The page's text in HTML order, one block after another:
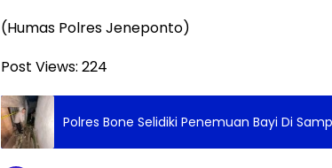
(Humas Polres Jeneponto)
Post Views: 224
Polres Bone Selidiki Penemuan Bayi Di